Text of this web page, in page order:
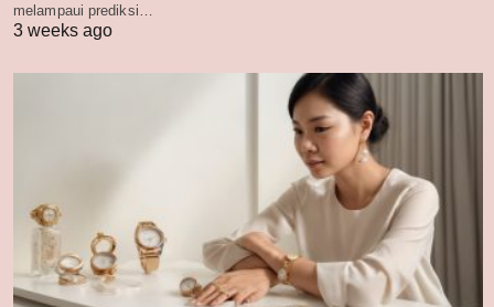
melampaui prediksi…
3 weeks ago